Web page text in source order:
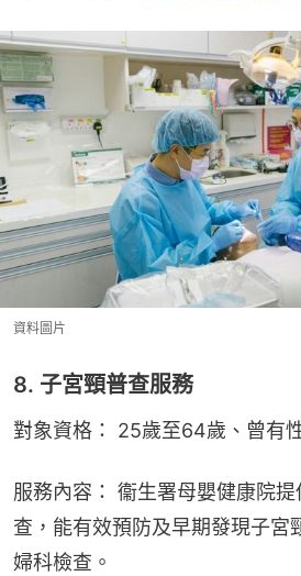
資料圖片
8. 子宮頸普查服務
對象資格： 25歲至64歲、曾有
服務內容： 衞生署母嬰健康院
查，能有效預防及早期發現子宮
婦科檢查。